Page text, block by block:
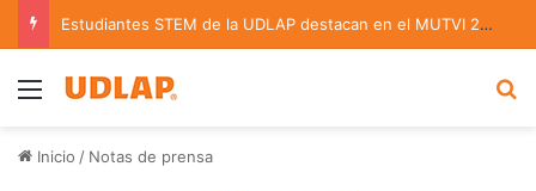
Estudiantes STEM de la UDLAP destacan en el MUTVI 2026
Menu
Inicio / Notas de prensa